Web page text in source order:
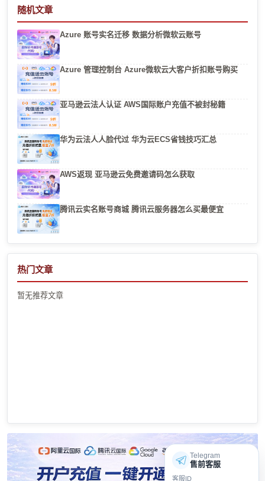
随机文章
Azure 账号实名迁移 数据分析微软云账号
Azure 管理控制台 Azure微软云大客户折扣账号购买
亚马逊云法人认证 AWS国际账户充值不被封秘籍
华为云法人人脸代过 华为云ECS省钱技巧汇总
AWS返现 亚马逊云免费邀请码怎么获取
腾讯云实名账号商城 腾讯云服务器怎么买最便宜
热门文章
暂无推荐文章
Telegram
售前客服
客服ID